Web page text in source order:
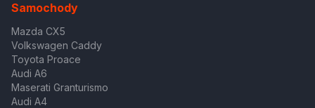
Samochody
Mazda CX5
Volkswagen Caddy
Toyota Proace
Audi A6
Maserati Granturismo
Audi A4